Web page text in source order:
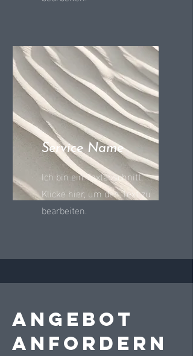
Service Name
Ich bin ein Textabschnitt.
Klicke hier, um den Text zu
bearbeiten.
Angebot
anfordern